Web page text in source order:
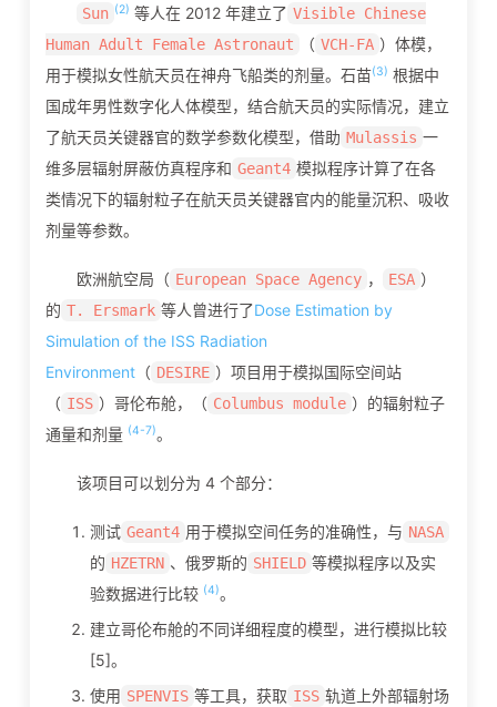
Sun (2) 等人在 2012 年建立了 Visible Chinese
Human Adult Female Astronaut
（ VCH-FA ）体模，
用于模拟女性航天员在神舟飞船类的剂量。石苗(3) 根据中
国成年男性数字化人体模型，结合航天员的实际情况，建立
了航天员关键器官的数学参数化模型，借助 Mulassis 一
维多层辐射屏蔽仿真程序和 Geant4 模拟程序计算了在各
类情况下的辐射粒子在航天员关键器官内的能量沉积、吸收
剂量等参数。
欧洲航空局（ European Space Agency ， ESA ）
的 T. Ersmark 等人曾进行了Dose Estimation by
Simulation of the ISS Radiation
Environment （ DESIRE ）项目用于模拟国际空间站
（ ISS ）哥伦布舱，（ Columbus module ）的辐射粒子
通量和剂量 (4-7)。
该项目可以划分为 4 个部分：
测试 Geant4 用于模拟空间任务的准确性，与 NASA
的 HZETRN 、俄罗斯的 SHIELD 等模拟程序以及实
验数据进行比较 (4)。
建立哥伦布舱的不同详细程度的模型，进行模拟比较
[5]。
使用 SPENVIS 等工具，获取 ISS 轨道上外部辐射场